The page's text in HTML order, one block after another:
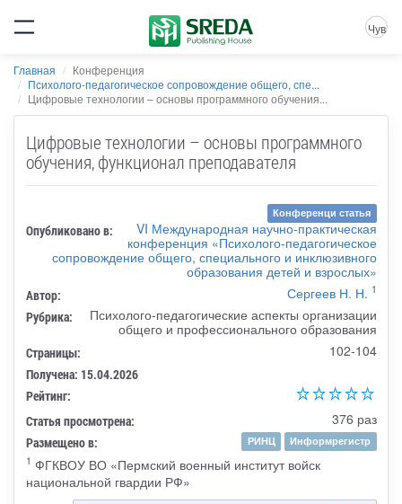
Чув
Главная
Конференция
Психолого-педагогическое сопровождение общего, спе...
Цифровые технологии – основы программного обучения...
Цифровые технологии – основы программного
обучения, функционал преподавателя
Конференци статья
Опубликовано в:
VI Международная научно-практическая
конференция «Психолого-педагогическое
сопровождение общего, специального и инклюзивного
образования детей и взрослых»
Автор: Сергеев Н. Н. 1
Рубрика:
Психолого-педагогические аспекты организации
общего и профессионального образования
Страницы: 102-104
Получена: 15.04.2026
Рейтинг:
Статья просмотрена:
376 раз
Размещено в: РИНЦ
Информрегистр
1 ФГКВОУ ВО «Пермский военный институт войск
национальной гвардии РФ»